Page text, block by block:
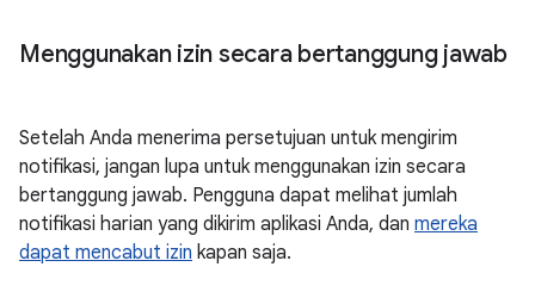
Menggunakan izin secara bertanggung jawab
Setelah Anda menerima persetujuan untuk mengirim
notifikasi, jangan lupa untuk menggunakan izin secara
bertanggung jawab. Pengguna dapat melihat jumlah
notifikasi harian yang dikirim aplikasi Anda, dan mereka
dapat mencabut izin kapan saja.